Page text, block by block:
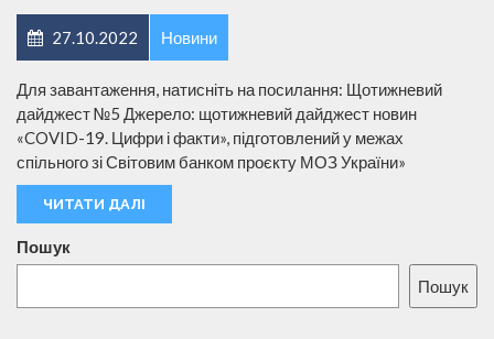
27.10.2022 Новини
Для завантаження, натисніть на посилання: Щотижневий
дайджест №5 Джерело: щотижневий дайджест новин
«COVID-19. Цифри і факти», підготовлений у межах
спільного зі Світовим банком проєкту МОЗ України»
ЧИТАТИ ДАЛІ
Пошук
Пошук